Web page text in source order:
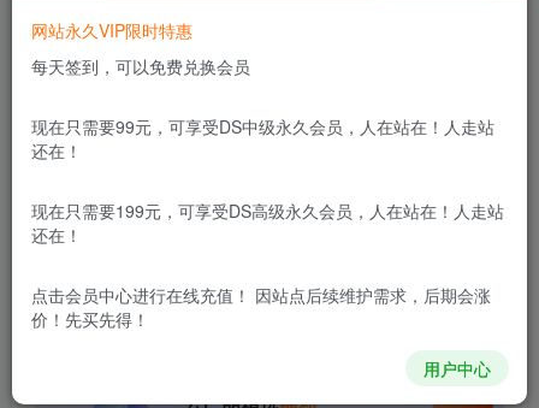
更新及时
本站内容分为：
用途。如有侵权、不妥之处，请第一时间联系我们删除！Q群：
网站永久VIP限时特惠
每天签到，可以免费兑换会员
现在只需要99元，可享受DS中级永久会员，人在站在！人走站
还在！
现在只需要199元，可享受DS高级永久会员，人在站在！人走站
还在！
点击会员中心进行在线充值！ 因站点后续维护需求，后期会涨
价！先买先得！
用户中心